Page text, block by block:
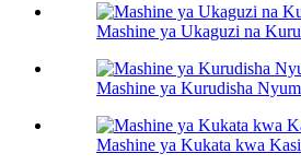
Mashine ya Ukaguzi na
Mashine ya Kurudisha
Mashine ya Kukata kwa